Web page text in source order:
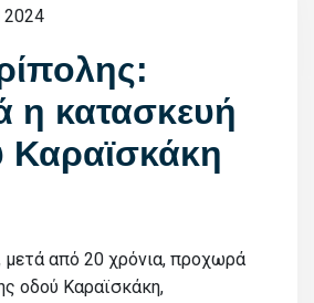
2024
η κατασκευή
Καραϊσκάκη
μετά από 20 χρόνια, προχωρά
οδού Καραϊσκάκη,